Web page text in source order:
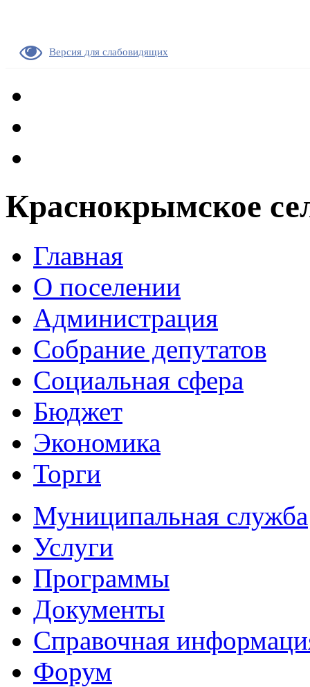
Версия для слабовидящих
Краснокрымское
Главная
О поселении
Администрация
Собрание депутатов
Социальная сфера
Бюджет
Экономика
Торги
Муниципальная служба
Услуги
Программы
Документы
Справочная
Форум